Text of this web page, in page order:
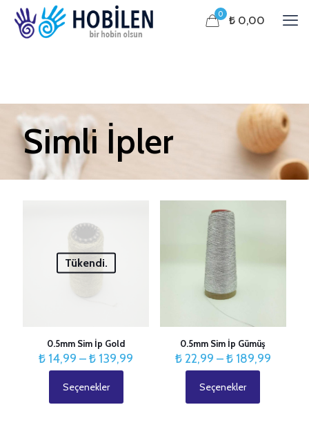
0 ₺ 0,00
Simli İpler
Tükendi.
0.5mm Sim İp Gold
₺ 14,99 –₺ 139,99
Seçenekler
ürünün
0.5mm Sim İp Gümüş
₺22,99 –₺189,99Fiyat
Seçenekler
ürünün